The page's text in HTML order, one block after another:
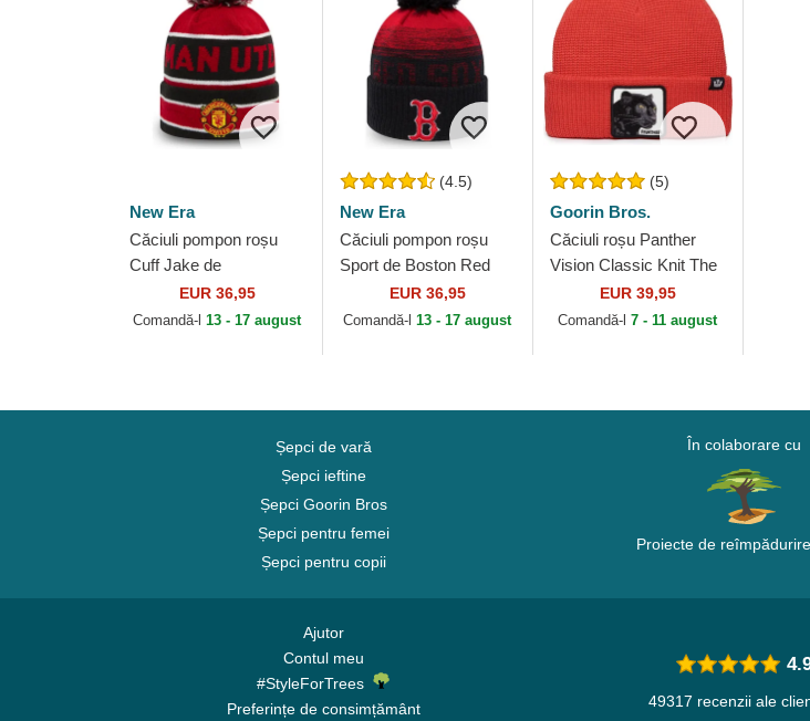
New Era
Căciuli pompon roșu
Cuff Jake de
Manchester United
Football Club Premier
EUR 36,95
Comandă-l13 - 17 august
(4.5)
New Era
Căciuli pompon roșu
Sport de Boston Red
Sox MLB de New Era
EUR 36,95
Comandă-l13 - 17 august
(5)
Goorin Bros.
Căciuli roșu Panther
Vision Classic Knit The
Farm Goorin Bros.
EUR 39,95
Comandă-l7 - 11 august
Șepci de vară
Șepci ieftine
Șepci Goorin Bros
Șepci pentru femei
Șepci pentru copii
În colaborare cu
Proiecte de
Ajutor
Contul meu
#StyleForTrees
Preferințe de consimțământ
49317 recenzii ale